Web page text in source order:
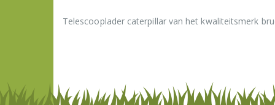
afbeeldingen-
gallerij
Telescooplader caterpillar van het kwaliteitsmerk